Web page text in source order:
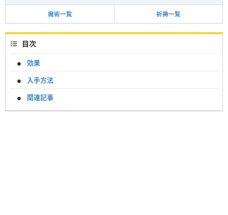
魔術一覧 祈祷一覧
目次
効果
入手方法
関連記事